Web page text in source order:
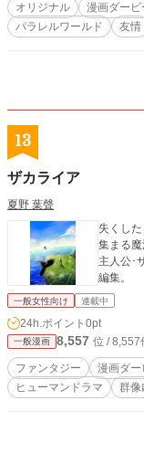
オリジナル 漫画ダービ
パラレルワールド
友情
13
ザカライア
夏野 葉聲
失くし
集まる
主人公･
編集。
一般女性向け 連載中
24h.ポイント 0pt
一般漫画 8,557 位 / 8,557
ファンタジー 漫画ダー
ヒューマンドラマ
群像